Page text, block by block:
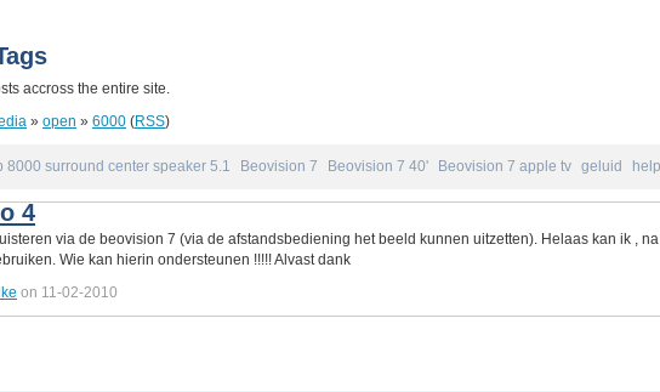
accross the entire site.
» open » 6000 (RSS)
8000 surround center speaker 5.1 Beovision 7 Beovision 7 40' Beovision 7 apple tv geluid help
4
via de beovision 7 (via de afstandsbediening het beeld kunnen uitzetten). Helaas kan ik ,
Wie kan hierin ondersteunen !!!!! Alvast dank
on 11-02-2010